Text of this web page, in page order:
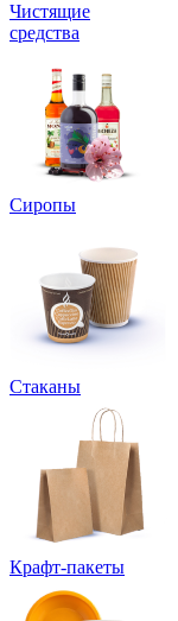
Чистящие
средства
Сиропы
Стаканы
Крафт-пакеты